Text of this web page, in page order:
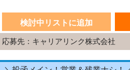
検討中リストに追加
応募先：キャリアリンク株式会社